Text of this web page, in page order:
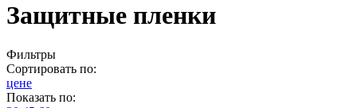
Защитные пленки
Фильтры
Сортировать по:
цене
Показать по: